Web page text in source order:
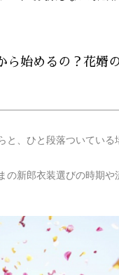
ら始めるの？花婿
、ひと段落ついている
新郎衣装選びの時期や